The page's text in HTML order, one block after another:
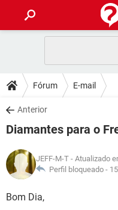
CELULAR
OUTLOOK
INSTAGRAM
GUIA DE COMPRAS
DICAS
JOGOS
INSTAGRAM
GUIA DE COMPRAS
DOWNLOADS
JOGOS
CELULAR
OUTLOOK
INSTAGRAM
JOGOS
CELULAR
OUTLOOK
GLOSSÁRIO
JOGOS
Fórum E-mail
Anterior
Diamantes para o
JEFF-M-T - Atualizado
Perfil bloqueado -
Bom Dia,